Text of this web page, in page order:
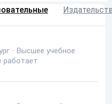
· Высшее учебное
работает